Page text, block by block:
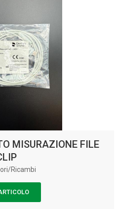
MISURAZIONE FILE
Ricambi